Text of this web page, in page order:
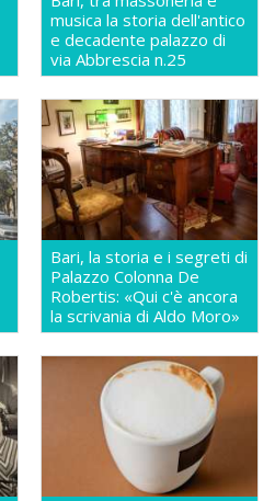
musica la storia dell'antico
e decadente palazzo di
via Abbrescia n.25
Bari, la storia e i segreti di
Palazzo Colonna De
Robertis: «Qui c'è ancora
la scrivania di Aldo Moro»